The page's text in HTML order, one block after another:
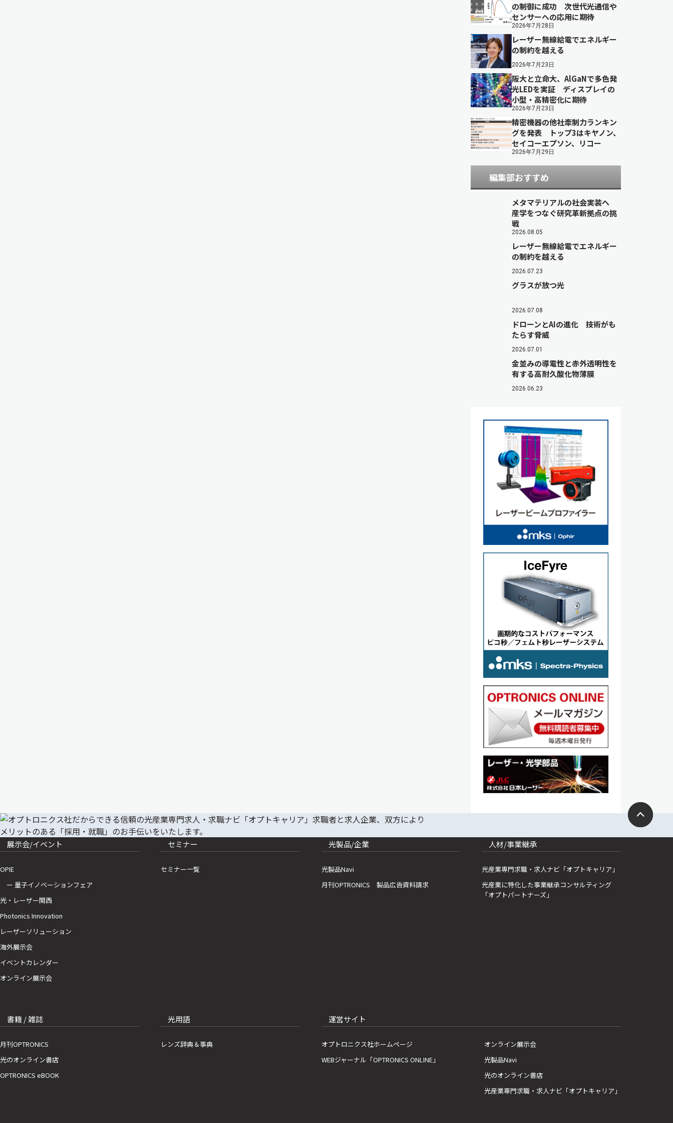
の制御に成功 次世代光通信や
センサーへの応用に期待
2026年7月28日
レーザー無線給電でエネルギー
の制約を越える
2026年7月23日
阪大と立命大、AlGaNで多色発
光LEDを実証 ディスプレイの
小型・高精密化に期待
2026年7月23日
精密機器の他社牽制力ランキン
グを発表 トップ3はキヤノン、
セイコーエプソン、リコー
2026年7月29日
編集部おすすめ
メタマテリアルの社会実装へ
産学をつなぐ研究革新拠点の挑
戦
2026.08.05
レーザー無線給電でエネルギー
の制約を越える
2026.07.23
グラスが放つ光
2026.07.08
ドローンとAIの進化 技術がも
たらす脅威
2026.07.01
金並みの導電性と赤外透明性を
有する高耐久酸化物薄膜
2026.06.23
展示会/イベント
OPIE
ー 量子イノベーションフェア
光・レーザー関西
Photonics Innovation
レーザーソリューション
海外展示会
イベントカレンダー
オンライン展示会
セミナー
セミナー一覧
光製品/企業
光製品Navi
月刊OPTRONICS 製品広告資料請求
人材/事業継承
光産業専門求職・求人ナビ「オプトキャリア」
光産業に特化した事業継承コンサルティング
「オプトパートナーズ」
書籍 / 雑誌
月刊OPTRONICS
光のオンライン書店
OPTRONICS eBOOK
光用語
レンズ辞典＆事典
運営サイト
オプトロニクス社ホームページ
WEBジャーナル「OPTRONICS ONLINE」
オンライン展示会
光製品Navi
光のオンライン書店
光産業専門求職・求人ナビ「オプトキャリア」